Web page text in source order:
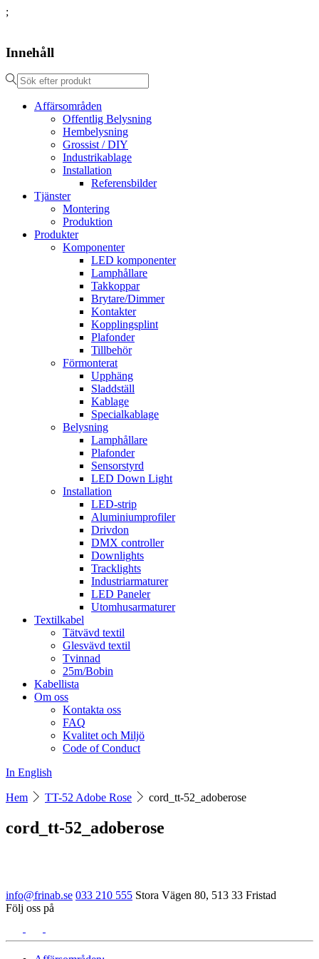
;
Innehåll
Affärsområden
Offentlig Belysning
Hembelysning
Grossist / DIY
Industrikablage
Installation
Referensbilder
Tjänster
Montering
Produktion
Produkter
Komponenter
LED komponenter
Lamphållare
Takkoppar
Brytare/Dimmer
Kontakter
Kopplingsplint
Plafonder
Tillbehör
Förmonterat
Upphäng
Sladdställ
Kablage
Specialkablage
Belysning
Lamphållare
Plafonder
Sensorstyrd
LED Down Light
Installation
LED-strip
Aluminiumprofiler
Drivdon
DMX controller
Downlights
Tracklights
Industriarmaturer
LED Paneler
Utomhusarmaturer
Textilkabel
Tätvävd textil
Glesvävd textil
Tvinnad
25m/Bobin
Kabellista
Om oss
Kontakta oss
FAQ
Kvalitet och Miljö
Code of Conduct
In English
Hem TT-52 Adobe Rose cord_tt-52_adoberose
cord_tt-52_adoberose
info@frinab.se 033 210 555 Stora Vägen 80, 513 33 Fristad
Följ oss på